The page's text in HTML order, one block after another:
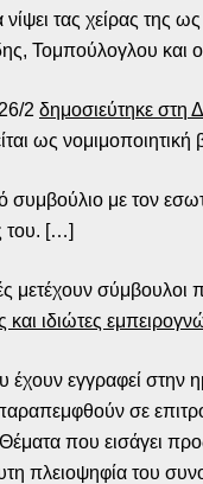
νίψει τας χείρας
Τομπούλογλου και
2 δημοσιεύτηκε στη
ως
συμβούλιο με τον
του. […]
μετέχουν σύμβουλοι
ιδιώτες
έχουν εγγραφεί στην
σε
που εισάγει
πλειοψηφία του